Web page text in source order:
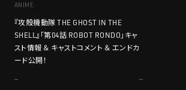
ANIME
『攻殻機動隊 THE GHOST IN THE
SHELL』「第04話 ROBOT RONDO」キャ
スト情報 ＆ キャストコメント ＆ エンドカ
ード公開！